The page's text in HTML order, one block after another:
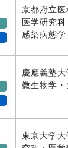
京都府立
医学研究科
感染病態学
慶應義塾
微生物学
東京大学